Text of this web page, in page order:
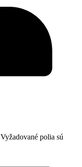
Vyžadované polia sú